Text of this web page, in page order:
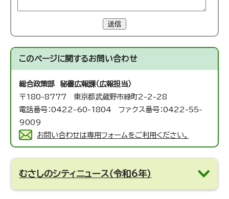
送信
このページに関するお問い合わせ
総合政策部 秘書広報課（広報担当）
〒180-8777 東京都武蔵野市緑町2-2-28
電話番号：0422-60-1804 ファクス番号：0422-55-
9009
お問い合わせは専用フォームをご利用ください。
むさしのシティニュース（令和6年）